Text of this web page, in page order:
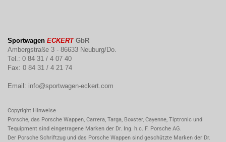
Sportwagen ECKERTGbR
Ambergstraße 3 - 86633 Neuburg/Do.
Tel.: 0 84 31 / 4 07 40
Fax: 0 84 31 / 4 21 74
Email: info@sportwagen-eckert.com
Copyright Hinweise
Porsche, das Porsche Wappen, Carrera, Targa, Boxster, Cayenne, Tiptronic und
Tequipment sind eingetragene Marken der Dr. Ing. h.c. F. Porsche AG.
Der Porsche Schriftzug und das Porsche Wappen sind geschützte Marken der Dr.